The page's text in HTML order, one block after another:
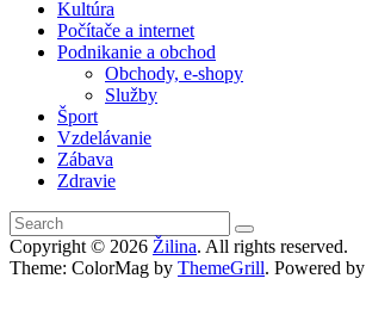
Kultúra
Počítače a internet
Podnikanie a obchod
Obchody, e-shopy
Služby
Šport
Vzdelávanie
Zábava
Zdravie
Copyright © 2026 Žilina. All rights reserved.
Theme: ColorMag by ThemeGrill. Powered by